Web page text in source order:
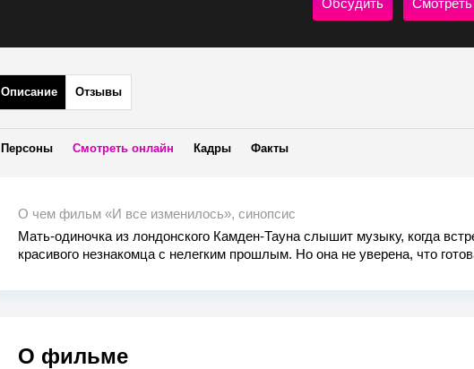
Описание Отзывы
Персоны Смотреть онлайн Кадры Факты
О чем фильм «И все изменилось», синопсис
Мать-одиночка из лондонского Камден-Тауна слышит музыку, когда
красивого незнакомца с нелегким прошлым. Но она не уверена, что
О фильме